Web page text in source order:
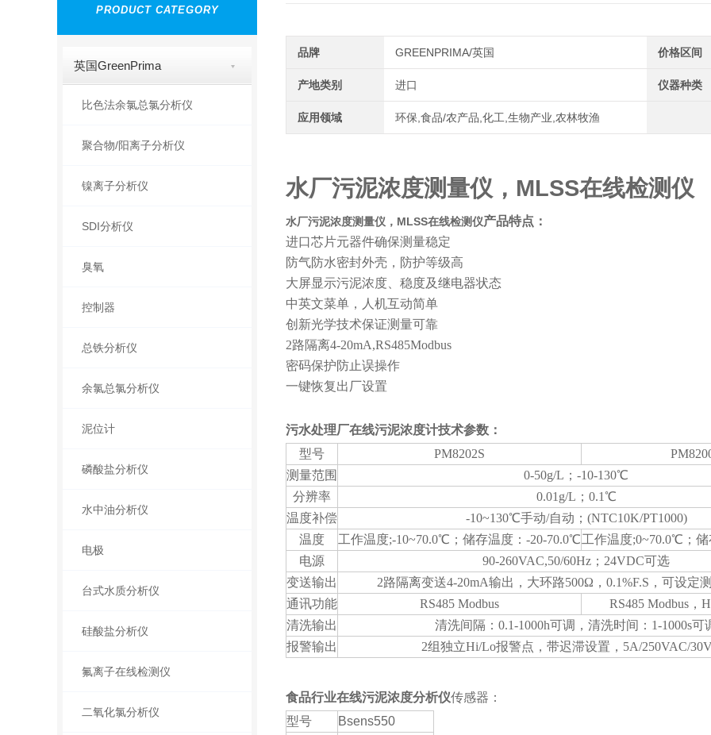
PRODUCT CATEGORY
英国GreenPrima
比色法余氯总氯分析仪
聚合物/阳离子分析仪
镍离子分析仪
SDI分析仪
臭氧
控制器
总铁分析仪
余氯总氯分析仪
泥位计
磷酸盐分析仪
水中油分析仪
电极
台式水质分析仪
硅酸盐分析仪
氟离子在线检测仪
二氧化氯分析仪
品牌 GREENPRIMA/英国 价格区间
产地类别 进口 仪器种类
应用领域 环保,食品/农产品,化工,生物产业,农林牧渔
水厂污泥浓度测量仪，MLSS在线检测仪
水厂污泥浓度测量仪，MLSS在线检测仪产品特点：
进口芯片元器件确保测量稳定
防气防水密封外壳，防护等级高
大屏显示污泥浓度、稳度及继电器状态
中英文菜单，人机互动简单
创新光学技术保证测量可靠
2路隔离4-20mA,RS485Modbus
密码保护防止误操作
一键恢复出厂设置
污水处理厂在线污泥浓度计技术参数：
型号
PM8202S
测量范围
0-50g/L；-10-130℃
分辨率
0.01g/L；0.1℃
温度补偿
-10~130℃手动/自动；(NTC10K/PT1000)
温度
工作温度;-10~70.0℃；储存温度：-20-70.0℃工作温度;0~70.0℃；
电源
90-260VAC,50/60Hz；24VDC可选
变送输出
2路隔离变送4-20mA输出，大环路500Ω，0.1%F.S，可设定
通讯功能
RS485 Modbus
RS485 Modbus，
清洗输出
清洗间隔：0.1-1000h可调，清洗时间：1-1000s可
报警输出
2组独立Hi/Lo报警点，带迟滞设置，5A/250VAC/
食品行业在线污泥浓度分析仪传感器：
型号
Bsens550